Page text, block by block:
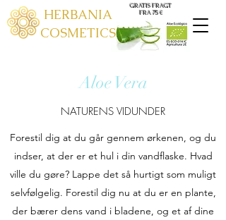
HERBANIA
COSMETICS
GRATIS FRAGT
FRA 75 €
Aloe Vera
NATURENS VIDUNDER
Forestil dig at du går gennem ørkenen, og du
indser, at der er et hul i din vandflaske. Hvad
ville du gøre? Lappe det så hurtigt som muligt
selvfølgelig. Forestil dig nu at du er en plante,
der bærer dens vand i bladene, og et af dine